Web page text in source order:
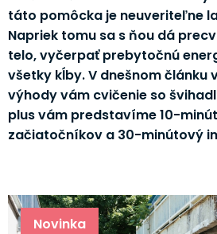
táto pomôcka je neuveriteľne
Napriek tomu sa s ňou dá
telo, vyčerpať prebytočnú
všetky kĺby. V dnešnom článku
výhody vám cvičenie so
plus vám predstavíme 10-
začiatočníkov a 30-minútový
Novinka